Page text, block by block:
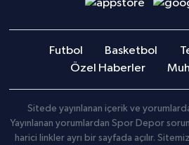
Futbol Basketbol
Özel Haberler
Sitede yayınlanan içerik ve
Yayınlanan yorumlardan Spor Depor
harici linkler ayrı bir sayfada açılır.